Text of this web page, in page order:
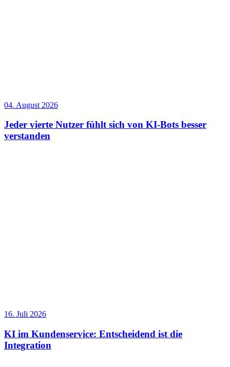
04. August 2026
Jeder vierte Nutzer fühlt sich von KI-Bots besser
verstanden
16. Juli 2026
KI im Kundenservice: Entscheidend ist die
Integration